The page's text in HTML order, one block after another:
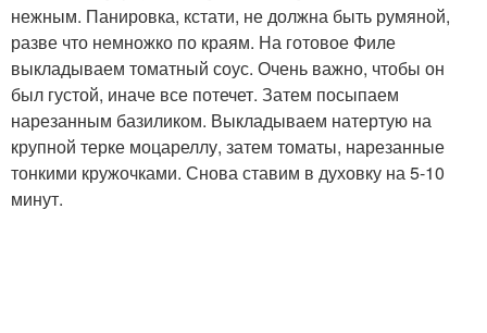
нежным. Панировка, кстати, не должна быть румяной,
разве что немножко по краям. На готовое Филе
выкладываем томатный соус. Очень важно, чтобы он
был густой, иначе все потечет. Затем посыпаем
нарезанным базиликом. Выкладываем натертую на
крупной терке моцареллу, затем томаты, нарезанные
тонкими кружочками. Снова ставим в духовку на 5-10
минут.